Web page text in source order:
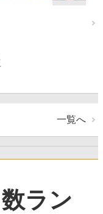
一覧へ
ラン